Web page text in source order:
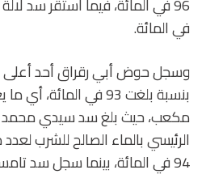
في المائة.
وسجل حوض أبي رقراق أحد أعلى
مكعب، حيث بلغ سد سيدي محمد
الرئيسي بالماء الصالح للشرب
94 في المائة، بينما سجل سد تامسنا 83 في المائة.